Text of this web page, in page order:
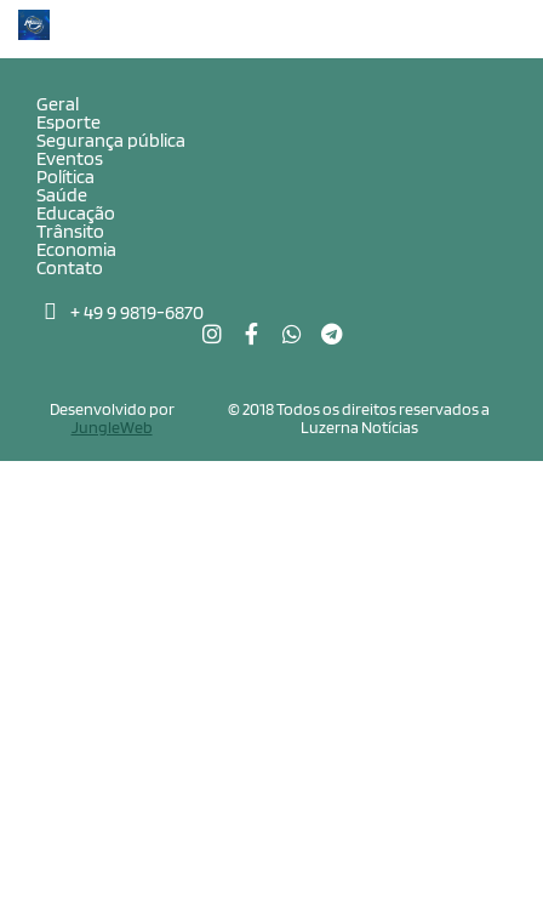
Geral
Esporte
Segurança pública
Eventos
Política
Saúde
Educação
Trânsito
Economia
Contato
+ 49 9 9819-6870
© 2018 Todos os direitos reservados a
Luzerna Notícias
Desenvolvido por
JungleWeb